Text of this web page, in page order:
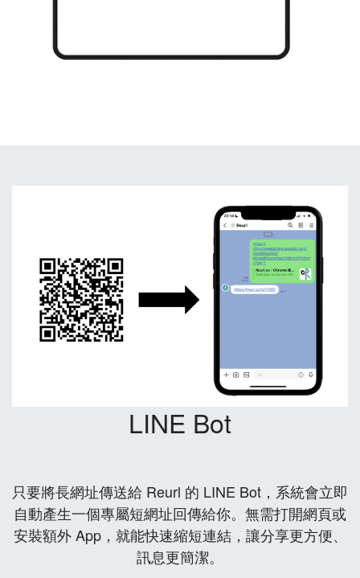
LINE Bot
只要將長網址傳送給 Reurl 的 LINE Bot，系統會立即
自動產生一個專屬短網址回傳給你。無需打開網頁或
安裝額外 App，就能快速縮短連結，讓分享更方便、
訊息更簡潔。